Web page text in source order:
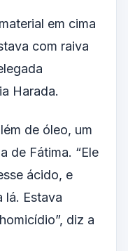
em cima
com raiva
Harada.
de óleo, um
de Fátima. “Ele
ácido, e
lá. Estava
diz a